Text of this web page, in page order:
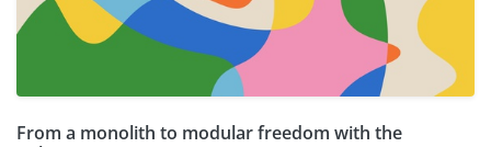
From a monolith to modular freedom with the